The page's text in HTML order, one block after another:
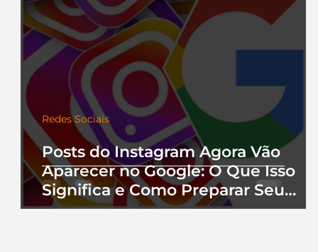
Posts do Instagram Agora Vão
Aparecer no Google: O Que Isso
Significa e Como Preparar Seu
Perfil
Redes Sociais